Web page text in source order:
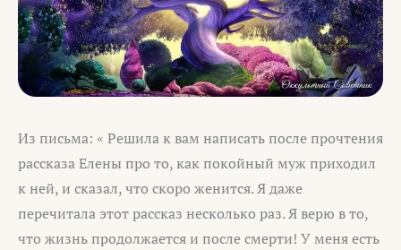
Из письма: « Решила к вам написать после прочтения
рассказа Елены про то, как покойный муж приходил
к ней, и сказал, что скоро женится. Я даже
перечитала этот рассказ несколько раз. Я верю в то,
что жизнь продолжается и после смерти! У меня есть